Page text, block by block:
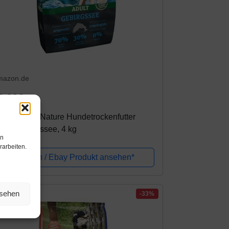
Wild Nature Hundetrockenfutter
Gebirgssee, 4 kg
Amazon / Ebay Produkt ansehen*
-33%